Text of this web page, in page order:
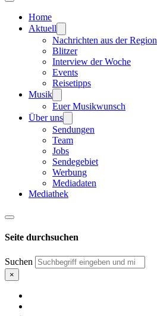
Home
Aktuell
Nachrichten aus der Region
Blitzer
Interview der Woche
Events
Reisetipps
Musik
Euer Musikwunsch
Über uns
Sendungen
Team
Jobs
Sendegebiet
Werbung
Mediadaten
Mediathek
Seite durchsuchen
Suchen
×